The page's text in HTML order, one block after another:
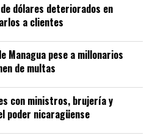
dólares deteriorados en
a clientes
Managua pese a millonarios
de multas
con ministros, brujería y
poder nicaragüense